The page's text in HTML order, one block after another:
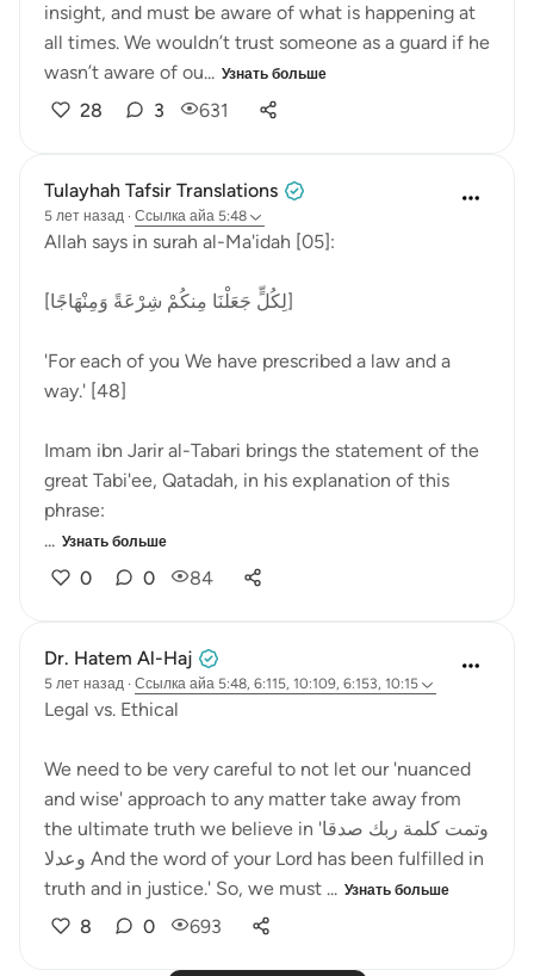
insight, and must be aware of what is happening at
all times. We wouldn’t trust someone as a guard if he
wasn’t aware of ou... Узнать больше
28 3 631
Tulayhah Tafsir Translations
5 лет назад · Ссылка айа 5:48
Allah says in surah al-Ma'idah [05]:
[لِكُلٍّ جَعَلْنَا مِنكُمْ شِرْعَةً وَمِنْهَاجًا]
'For each of you We have prescribed a law and a
way.' [48]
Imam ibn Jarir al-Tabari brings the statement of the
great Tabi'ee, Qatadah, in his explanation of this
phrase:
... Узнать больше
0 0 84
Dr. Hatem Al-Haj
5 лет назад · Ссылка айа 5:48, 6:115, 10:109, 6:153, 10:15
Legal vs. Ethical
We need to be very careful to not let our 'nuanced
and wise' approach to any matter take away from
the ultimate truth we believe in 'وتمت كلمة ربك صدقا
وعدلا And the word of your Lord has been fulfilled in
truth and in justice.' So, we must ... Узнать больше
8 0 693